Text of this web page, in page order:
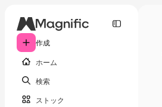
作成
ホーム
検索
ストック